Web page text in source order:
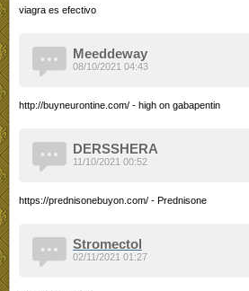
viagra es efectivo
Meeddeway
http://buyneurontine.com/ - high on gabapentin
08/10/2021 04:43
DERSSHERA
https://prednisonebuyon.com/ - Prednisone
11/10/2021 00:52
Stromectol
02/11/2021 01:27